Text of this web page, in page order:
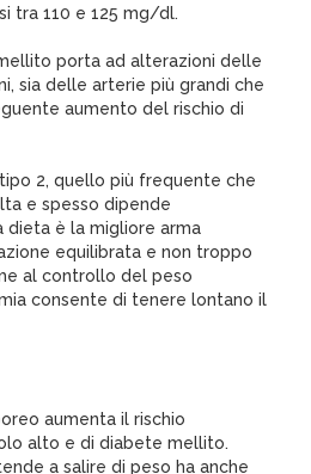
tra 110 e 125 mg/dl.
porta ad alterazioni delle
sia delle arterie più grandi che
aumento del rischio di
2, quello più frequente che
e spesso dipende
dieta è la migliore arma
equilibrata e non troppo
al controllo del peso
consente di tenere lontano il
aumenta il rischio
alto e di diabete mellito.
a salire di peso ha anche